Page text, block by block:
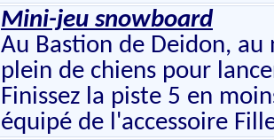
Mini-jeu snowboard
Au Bastion de Deidon, au
plein de chiens pour
Finissez la piste 5 en
équipé de l'accessoire